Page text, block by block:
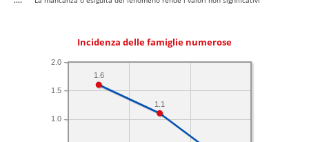
Incidenza delle famiglie numerose
1.0
1.5
2.0
1.1
1.6